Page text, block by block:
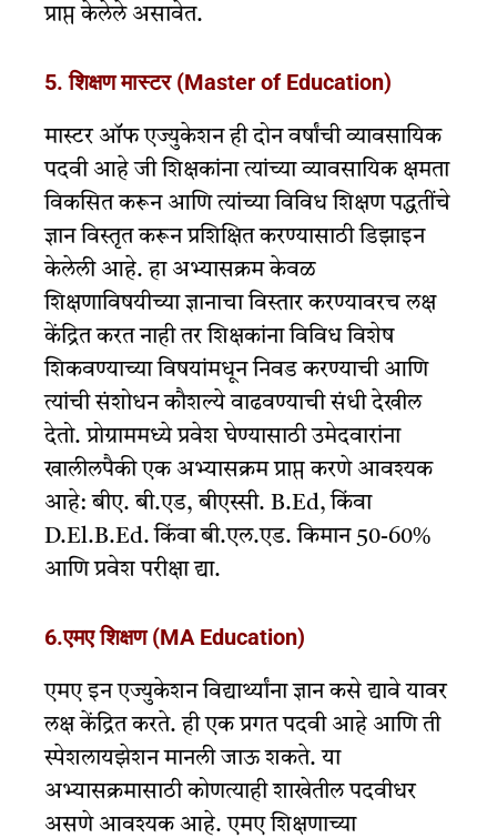
प्राप्त केलेले असावेत.
5. शिक्षण मास्टर (Master of Education)
मास्टर ऑफ एज्युकेशन ही दोन वर्षांची व्यावसायिक
पदवी आहे जी शिक्षकांना त्यांच्या व्यावसायिक क्षमता
विकसित करून आणि त्यांच्या विविध शिक्षण पद्धतींचे
ज्ञान विस्तृत करून प्रशिक्षित करण्यासाठी डिझाइन
केलेली आहे. हा अभ्यासक्रम केवळ
शिक्षणाविषयीच्या ज्ञानाचा विस्तार करण्यावरच लक्ष
केंद्रित करत नाही तर शिक्षकांना विविध विशेष
शिकवण्याच्या विषयांमधून निवड करण्याची आणि
त्यांची संशोधन कौशल्ये वाढवण्याची संधी देखील
देतो. प्रोग्राममध्ये प्रवेश घेण्यासाठी उमेदवारांना
खालीलपैकी एक अभ्यासक्रम प्राप्त करणे आवश्यक
आहे: बीए. बी.एड, बीएस्सी. B.Ed, किंवा
D.El.B.Ed. किंवा बी.एल.एड. किमान 50-60%
आणि प्रवेश परीक्षा द्या.
6.एमए शिक्षण (MA Education)
एमए इन एज्युकेशन विद्यार्थ्यांना ज्ञान कसे द्यावे यावर
लक्ष केंद्रित करते. ही एक प्रगत पदवी आहे आणि ती
स्पेशलायझेशन मानली जाऊ शकते. या
अभ्यासक्रमासाठी कोणत्याही शाखेतील पदवीधर
असणे आवश्यक आहे. एमए शिक्षणाच्या